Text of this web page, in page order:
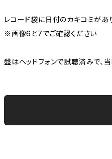
レコード袋に日付のカキコミがあ
※画像6と7でご確認ください
盤はヘッドフォンで試聴済みで、